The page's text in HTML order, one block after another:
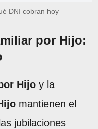
DNI cobran hoy
por Hijo:
Hijo y la
mantienen el
jubilaciones